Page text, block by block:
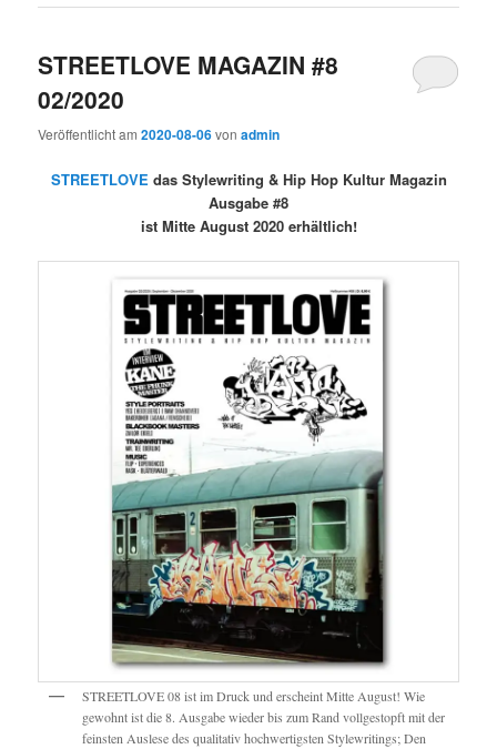
STREETLOVE MAGAZIN #8
02/2020
Veröffentlicht am2020-08-06vonadmin
STREETLOVE das Stylewriting & Hip Hop Kultur Magazin
Ausgabe #8
ist Mitte August 2020 erhältlich!
STREETLOVE 08 ist im Druck und erscheint Mitte August! Wie
gewohnt ist die 8. Ausgabe wieder bis zum Rand vollgestopft mit der
feinsten Auslese des qualitativ hochwertigsten Stylewritings; Den